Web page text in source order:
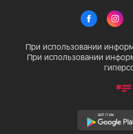
При использовании
При использовании